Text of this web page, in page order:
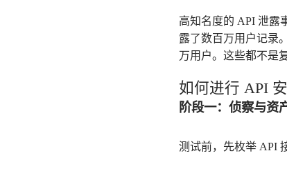
高知名度的 API 泄露
露了数百万用户记录
万用户。这些都不是
如何进行 API
阶段一：侦察与资
测试前，先枚举 API